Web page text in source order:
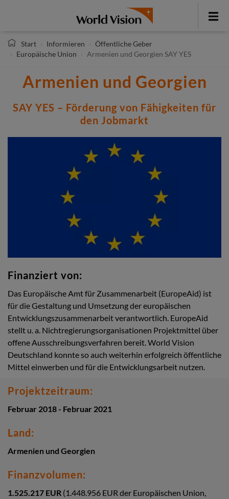
Toggle
Start
Informieren
Öffentliche Geber
Europäische Union
Armenien und Georgien SAY YES
Armenien und Georgien
SAY YES – Förderung von Fähigkeiten für
den Jobmarkt
Finanziert von:
Das Europäische Amt für Zusammenarbeit (EuropeAid) ist
für die Gestaltung und Umsetzung der europäischen
Entwicklungszusammenarbeit verantwortlich. EuropeAid
stellt u. a. Nichtregierungsorganisationen Projektmittel über
offene Ausschreibungsverfahren bereit. World Vision
Deutschland konnte so auch weiterhin erfolgreich öffentliche
Mittel einwerben und für die Entwicklungsarbeit nutzen.
Projektzeitraum:
Februar 2018 - Februar 2021
Land:
Armenien und Georgien
Finanzvolumen:
1.525.217 EUR (1.448.956 EUR der Europäischen Union,